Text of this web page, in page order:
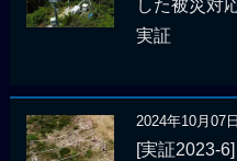
した被災対
実証
2024年10月07日
[実証2023-